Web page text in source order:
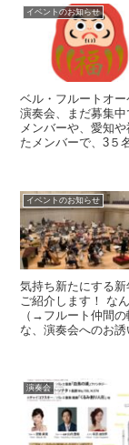
イベントのお知らせ
ベル・フルートオ
演奏会、まだ募集
メンバーや、愛知
たメンバーで、3５
イベントのお知らせ
気持ち新たにする
ご紹介します！ な
（→フルート仲間
な、演奏会へのお
演奏会